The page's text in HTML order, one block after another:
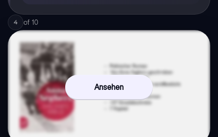
4 of 10
Ansehen